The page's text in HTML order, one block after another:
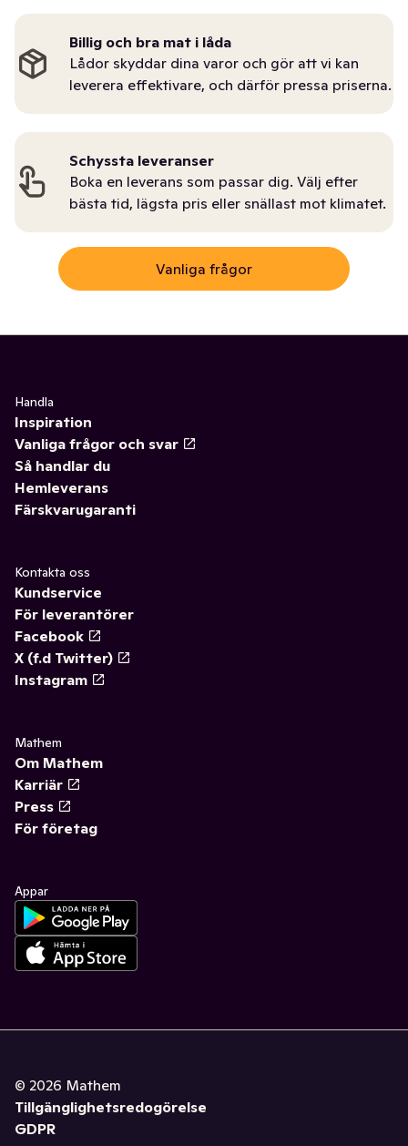
Billig och bra mat i låda
Lådor skyddar dina varor och gör att vi kan
leverera effektivare, och därför pressa priserna.
Schyssta leveranser
Boka en leverans som passar dig. Välj efter
bästa tid, lägsta pris eller snällast mot klimatet.
Vanliga frågor
Handla
Inspiration
Vanliga frågor och svar
Så handlar du
Hemleverans
Färskvarugaranti
Kontakta oss
Kundservice
För leverantörer
Facebook
X (f.d Twitter)
Instagram
Mathem
Om Mathem
Karriär
Press
För företag
Appar
© 2026 Mathem
Tillgänglighetsredogörelse
GDPR